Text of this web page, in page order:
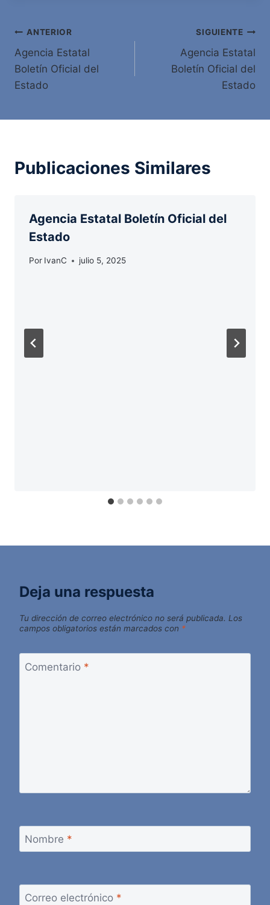
Navegación
de
entradas
ANTERIOR
Agencia Estatal
Boletín Oficial del
Estado
SIGUIENTE
Agencia Estatal
Boletín Oficial del
Estado
Publicaciones Similares
Agencia Estatal Boletín Oficial del
Estado
Por IvanC julio 5, 2025
Deja una respuesta
Tu dirección de correo electrónico no será publicada. Los
campos obligatorios están marcados con *
Comentario *
Nombre *
Correo electrónico *